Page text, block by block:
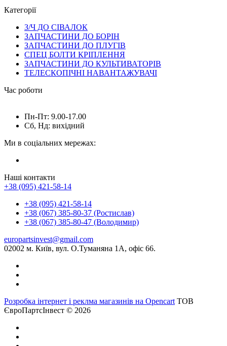
Категорії
З/Ч ДО СІВАЛОК
ЗАПЧАСТИНИ ДО БОРІН
ЗАПЧАСТИНИ ДО ПЛУГІВ
СПЕЦ БОЛТИ КРІПЛЕННЯ
ЗАПЧАСТИНИ ДО КУЛЬТИВАТОРІВ
ТЕЛЕСКОПІЧНІ НАВАНТАЖУВАЧІ
Час роботи
Пн-Пт: 9.00-17.00
Сб, Нд: вихідний
Ми в соціальних мережах:
Наші контакти
+38 (095) 421-58-14
+38 (095) 421-58-14
+38 (067) 385-80-37 (Ростислав)
+38 (067) 385-80-47 (Володимир)
europartsinvest@gmail.com
02002 м. Київ, вул. О.Туманяна 1А, офіс 66.
Розробка інтернет і реклма магазинів на Opencart ТОВ
ЄвроПартсІнвест © 2026